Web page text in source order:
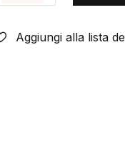
Aggiungi alla lista